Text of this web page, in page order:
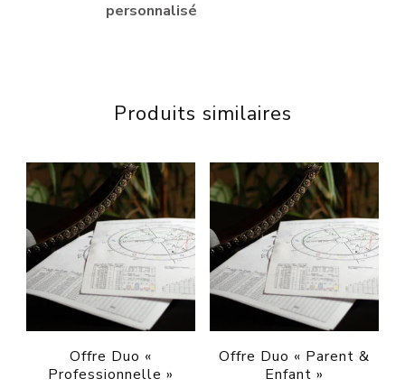
personnalisé
Produits similaires
Offre Duo «
Professionnelle »
Offre Duo « Parent &
Enfant »